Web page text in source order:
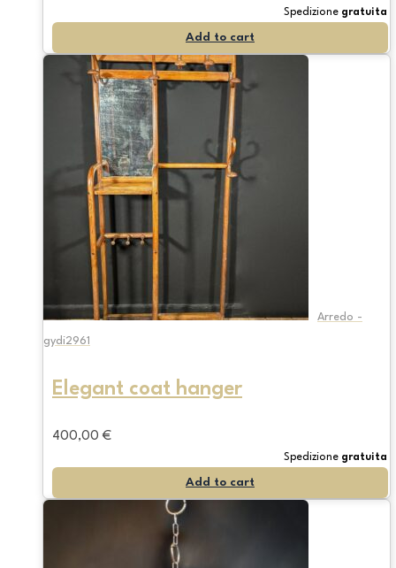
Spedizione gratuita
Add to cart
Arredo -
gydi2961
Elegant coat hanger
400,00 €
Spedizione gratuita
Add to cart